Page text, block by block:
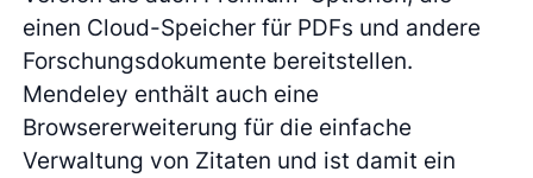
einen Cloud-Speicher für PDFs und andere
Forschungsdokumente bereitstellen.
Mendeley enthält auch eine
Browsererweiterung für die einfache
Verwaltung von Zitaten und ist damit ein